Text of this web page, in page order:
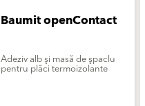
Baumit openContact
Adeziv alb şi masă de şpaclu
pentru plăci termoizolante